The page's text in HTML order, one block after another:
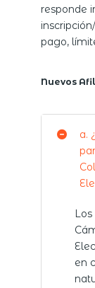
responde
pago,
Nuevos
a.
en